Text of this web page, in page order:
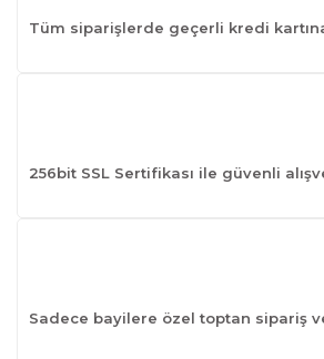
Tüm siparişlerde geçerli kredi
256bit SSL Sertifikası ile güvenli
Sadece bayilere özel toptan sipariş